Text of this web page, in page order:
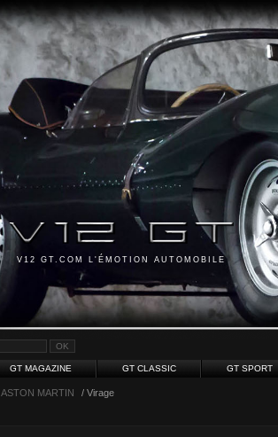
V12 GT.COM L'ÉMOTION AUTOMOBILE
GT MAGAZINE GT CLASSIC GT SPORT
ASTON MARTIN / Virage